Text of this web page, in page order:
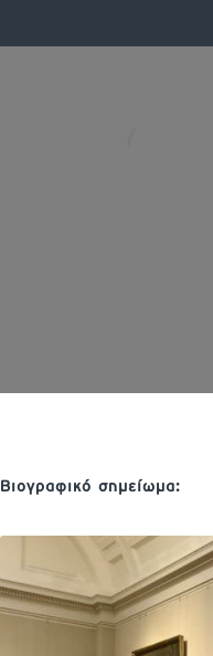
Βιογραφικό σημείωμα: